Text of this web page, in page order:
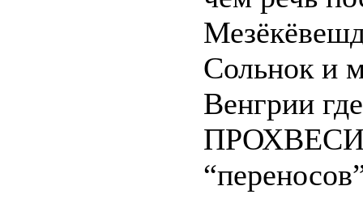
Сольнок и
Венгрии